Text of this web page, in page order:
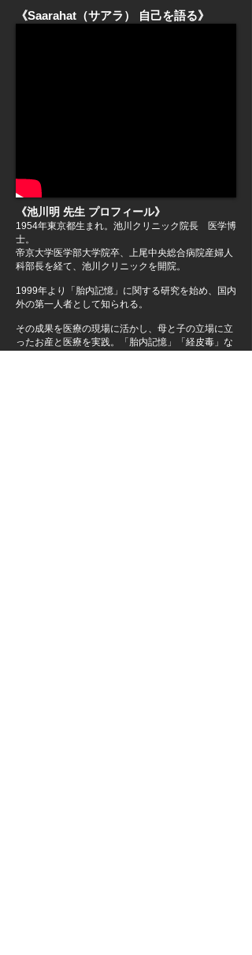
《Saarahat（サアラ） 自己を語る》
《池川明 先生 プロフィール》
1954年東京都生まれ。池川クリニック院長 医学博
士。
帝京大学医学部大学院卒、上尾中央総合病院産婦人
科部長を経て、池川クリニックを開院。
1999年より「胎内記憶」に関する研究を始め、国内
外の第一人者として知られる。
その成果を医療の現場に活かし、母と子の立場に立
ったお産と医療を実践。「胎内記憶」「経皮毒」な